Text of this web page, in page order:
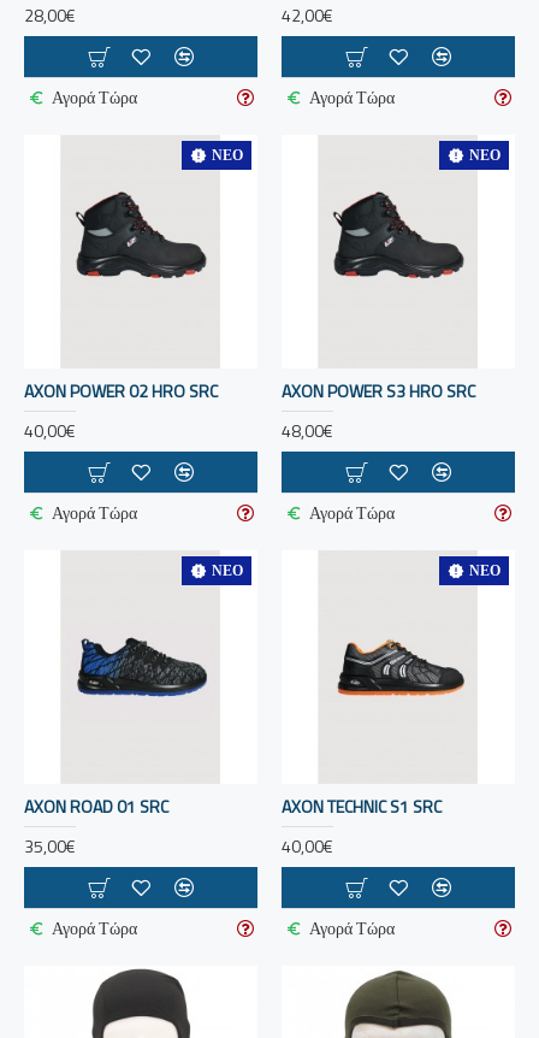
28,00€
Αγορά Τώρα
42,00€
Αγορά Τώρα
ΝΈΟ
AXON POWER 02 HRO SRC
40,00€
Αγορά Τώρα
ΝΈΟ
AXON POWER S3 HRO SRC
48,00€
Αγορά Τώρα
ΝΈΟ
AXON ROAD 01 SRC
35,00€
Αγορά Τώρα
ΝΈΟ
AXON TECHNIC S1 SRC
40,00€
Αγορά Τώρα